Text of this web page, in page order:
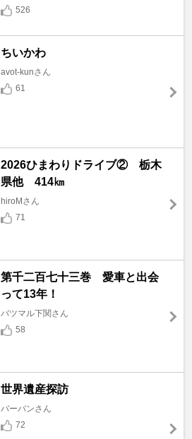
526
ちいかわ
avot-kunさん
61
2026ひまわりドライブ② 栃木
県他 414㎞
hiroMさん
71
第千二百七十三巻 愛車と出会
って13年！
バツマル下関さん
58
世界遺産探訪
バーバンさん
72